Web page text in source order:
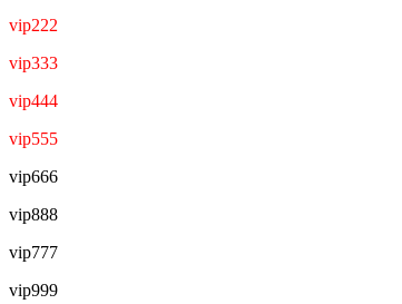
vip222
vip333
vip444
vip555
vip666
vip888
vip777
vip999